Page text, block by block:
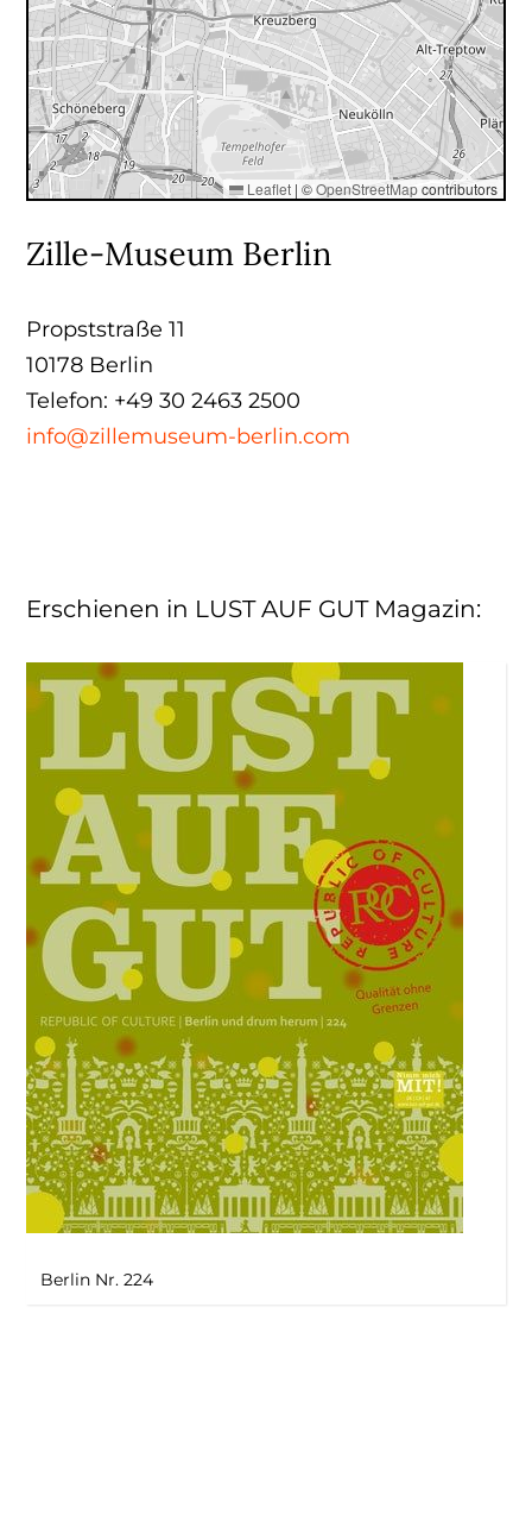
Leaflet | ©OpenStreetMapcontributors
Zille-Museum Berlin
Propststraße 11
10178 Berlin
Telefon: +49 30 2463 2500
info@zillemuseum-berlin.com
Erschienen in LUST AUF GUT Magazin:
Berlin Nr. 224